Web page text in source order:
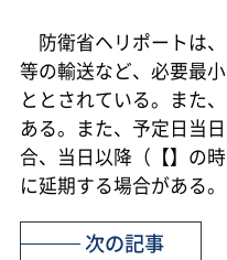
防衛省ヘリポートは
等の輸送など、必要最
ととされている。また
ある。また、予定日当
合、当日以降（【】の
に延期する場合がある。
次の記事